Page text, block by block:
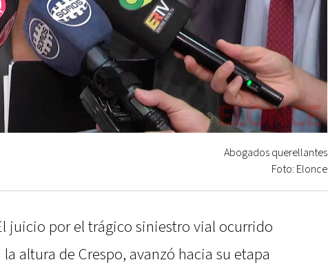
Abogados querellantes
Foto: Elonce
juicio por el trágico siniestro vial ocurrido
altura de Crespo, avanzó hacia su etapa